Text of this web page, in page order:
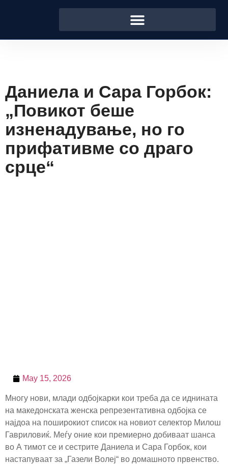
Даниела и Сара Горбок:
„Повикот беше
изненадување, но го
прифативме со драго
срце“
May 15, 2026
Многу нови, млади одбојкарки кои треба да се иднината
на македонската женска репрезентативна одбојка се
најдоа на поширокиот список на новиот селектор Милош
Гавриловиќ. Меѓу оние кои премиерно добиваат шанса
во А тимот се и сестрите Даниела и Сара Горбок, кои
настапуваат за „Газели Волеј“ во домашното првенство.